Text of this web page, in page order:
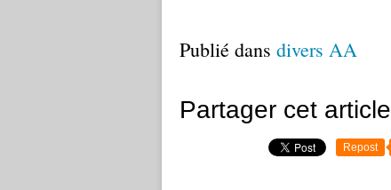
Publié dans divers AA
Partager cet article
Repost